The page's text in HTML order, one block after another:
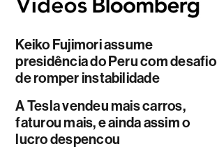
Keiko Fujimori assume
presidência do Peru com desafio
de romper instabilidade
A Tesla vendeu mais carros,
faturou mais, e ainda assim o
lucro despencou